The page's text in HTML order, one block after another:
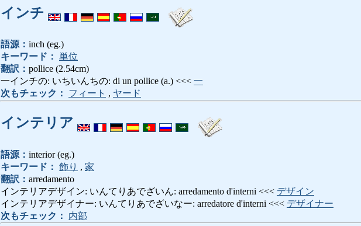
インチ
語源： inch (eg.)
キーワード： 単位
翻訳： pollice (2.54cm)
一インチの: いちいんちの: di un pollice (a.) <<< 一
次もチェック：
フィート , ヤード
インテリア
語源： interior (eg.)
キーワード： 飾り , 家
翻訳： arredamento
インテリアデザイン: いんてりあでざいん: arredamento d'interni <<< デザイン
インテリアデザイナー: いんてりあでざいなー: arredatore d'interni <<< デザイナー
次もチェック：
内部